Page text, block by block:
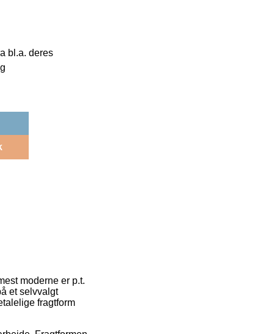
bl.a. deres
moderne er p.t.
et selvvalgt
fragtform